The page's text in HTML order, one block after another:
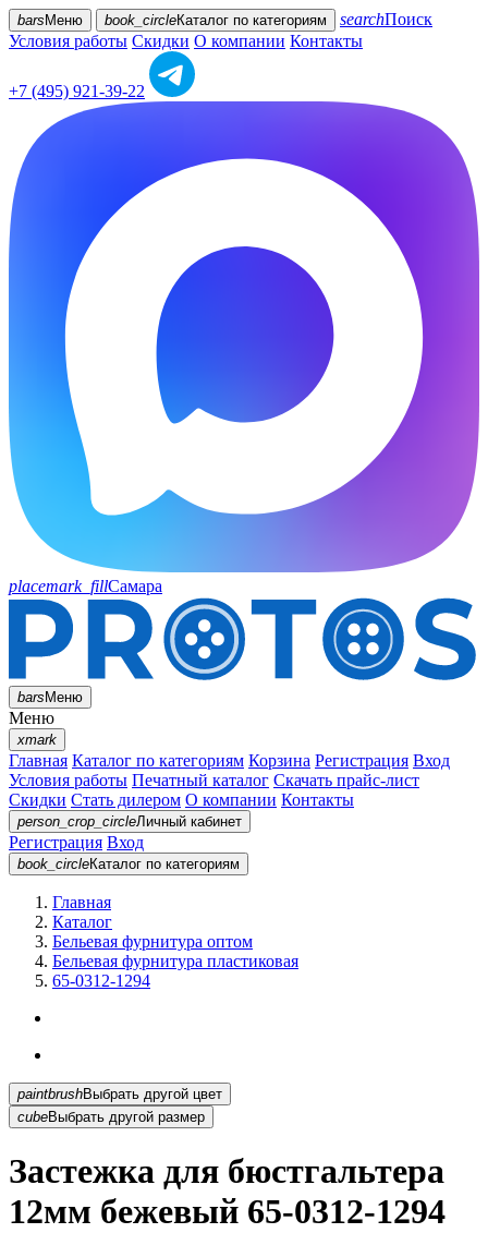
bars Меню book_circleКаталог по категориям searchПоиск
Условия работы Скидки О компании Контакты
+7 (495) 921-39-22
placemark_fillСамара
barsМеню
Меню
xmark
Главная Каталог по категориям Корзина Регистрация Вход
Условия работы Печатный каталог Скачать прайс-лист
Скидки Стать дилером О компании Контакты
person_crop_circleЛичный кабинет
Регистрация Вход
book_circleКаталог по категориям
Главная
Каталог
Бельевая фурнитура оптом
Бельевая фурнитура пластиковая
65-0312-1294
paintbrush
Выбрать другой цвет
cubeВыбрать другой размер
Застежка для бюстгальтера
12мм бежевый 65-0312-1294